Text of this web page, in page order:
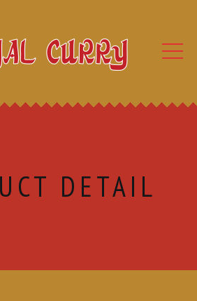
DETAIL